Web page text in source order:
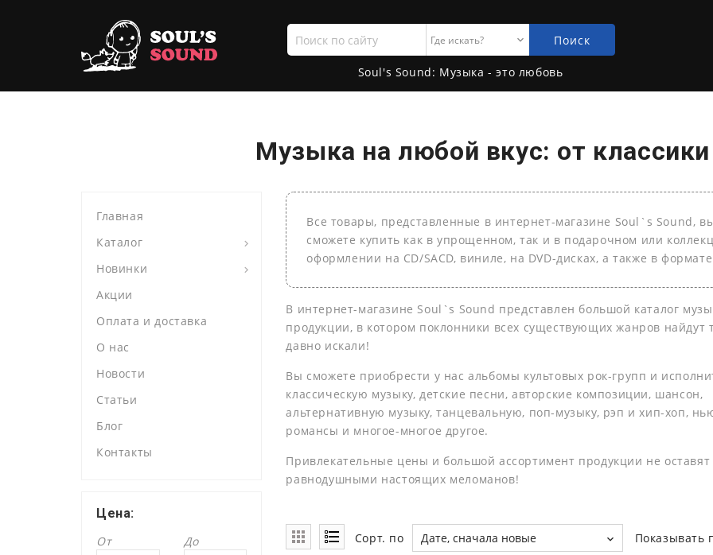
Поиск
по
сайту
Поиск
Soul's Sound: Музыка - это любовь
Музыка на любой вкус: от
Главная
Каталог
Новинки
Акции
Оплата и доставка
О нас
Новости
Статьи
Блог
Контакты
Цена:
От
До
Все товары, представленные в интернет-магазине Soul`s Sound,
сможете купить как в упрощенном, так и в подарочном или
оформлении на СD/SACD, виниле, на DVD-дисках, а также в
В интернет-магазине Soul`s Sound представлен большой каталог
продукции, в котором поклонники всех существующих жанров найдут
давно искали!
Вы сможете приобрести у нас альбомы культовых рок-групп и
классическую музыку, детские песни, авторские композиции, шансон,
альтернативную музыку, танцевальную, поп-музыку, рэп и хип-хоп,
романсы и многое-многое другое.
Привлекательные цены и большой ассортимент продукции не оставят
равнодушными настоящих меломанов!
Сорт. по Дате, сначала новые Показывать